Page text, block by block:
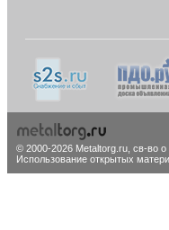
© 2000-2026 Metaltorg.ru, св-во
Использование открытых